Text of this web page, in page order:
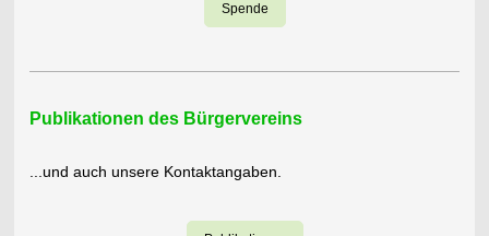
Spende
Publikationen des Bürgervereins
...und auch unsere Kontaktangaben.